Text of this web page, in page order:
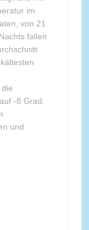
im
von 21
fallen
-8 Grad.
und